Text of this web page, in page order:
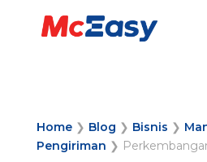
Home❯ Blog ❯ Bisnis ❯
Pengiriman ❯